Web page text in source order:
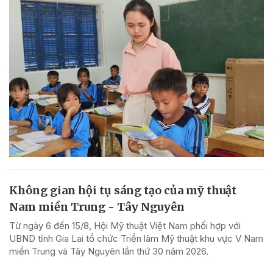
Không gian hội tụ sáng tạo của mỹ thuật
Nam miền Trung - Tây Nguyên
Từ ngày 6 đến 15/8, Hội Mỹ thuật Việt Nam phối hợp với
UBND tỉnh Gia Lai tổ chức Triển lãm Mỹ thuật khu vực V Nam
miền Trung và Tây Nguyên lần thứ 30 năm 2026.